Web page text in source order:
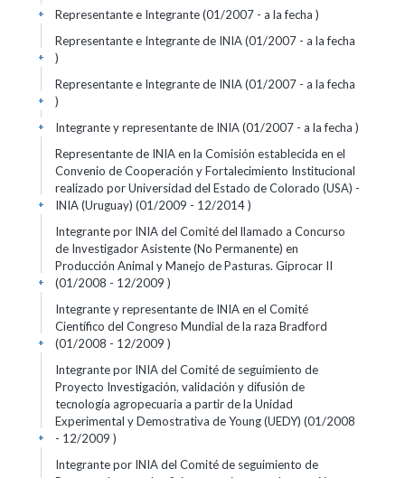
Representante e Integrante (01/2007 - a la fecha )
+
Representante e Integrante de INIA (01/2007 - a la fecha
)
+
Representante e Integrante de INIA (01/2007 - a la fecha
)
+
Integrante y representante de INIA (01/2007 - a la fecha )
+
Representante de INIA en la Comisión establecida en el
Convenio de Cooperación y Fortalecimiento Institucional
realizado por Universidad del Estado de Colorado (USA) -
INIA (Uruguay) (01/2009 - 12/2014 )
+
Integrante por INIA del Comité del llamado a Concurso
de Investigador Asistente (No Permanente) en
Producción Animal y Manejo de Pasturas. Giprocar II
(01/2008 - 12/2009 )
+
Integrante y representante de INIA en el Comité
Científico del Congreso Mundial de la raza Bradford
(01/2008 - 12/2009 )
+
Integrante por INIA del Comité de seguimiento de
Proyecto Investigación, validación y difusión de
tecnología agropecuaria a partir de la Unidad
Experimental y Demostrativa de Young (UEDY) (01/2008
- 12/2009 )
+
Integrante por INIA del Comité de seguimiento de